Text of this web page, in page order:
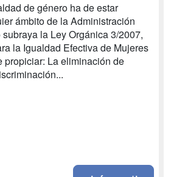
de género ha de estar
ámbito de la Administración
la Ley Orgánica 3/2007,
la Igualdad Efectiva de Mujeres
propiciar: La eliminación de